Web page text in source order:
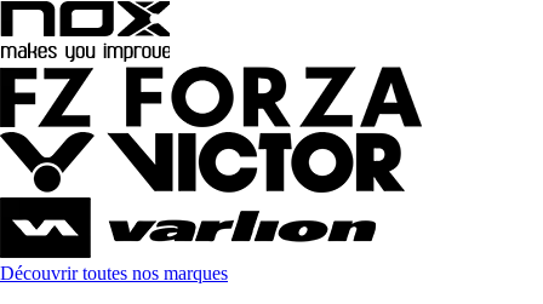
Découvrir toutes nos marques